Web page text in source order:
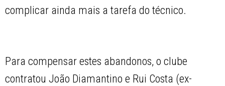
complicar ainda mais a tarefa do técnico.
Para compensar estes abandonos, o clube
contratou João Diamantino e Rui Costa (ex-